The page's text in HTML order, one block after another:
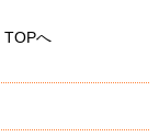
へ